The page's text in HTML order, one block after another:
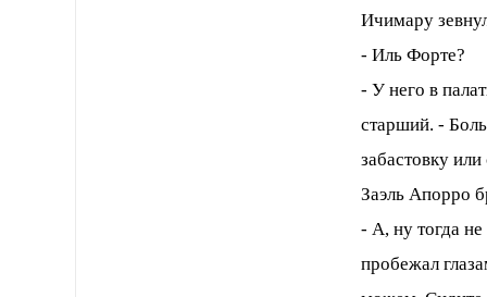
Ичимару
- Иль Форте?
- У него в
старший. -
забастовку
Заэль Апорро
- А, ну тогда
пробежал